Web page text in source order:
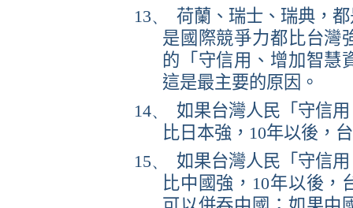
13、
荷蘭、瑞士、瑞典，
是國際競爭力都比台灣
的「守信用、增加智慧
這是最主要的原因。
14、
如果台灣人民「守信
比日本強， 10年以後，
15、
如果台灣人民「守信
比中國強， 10年以後，